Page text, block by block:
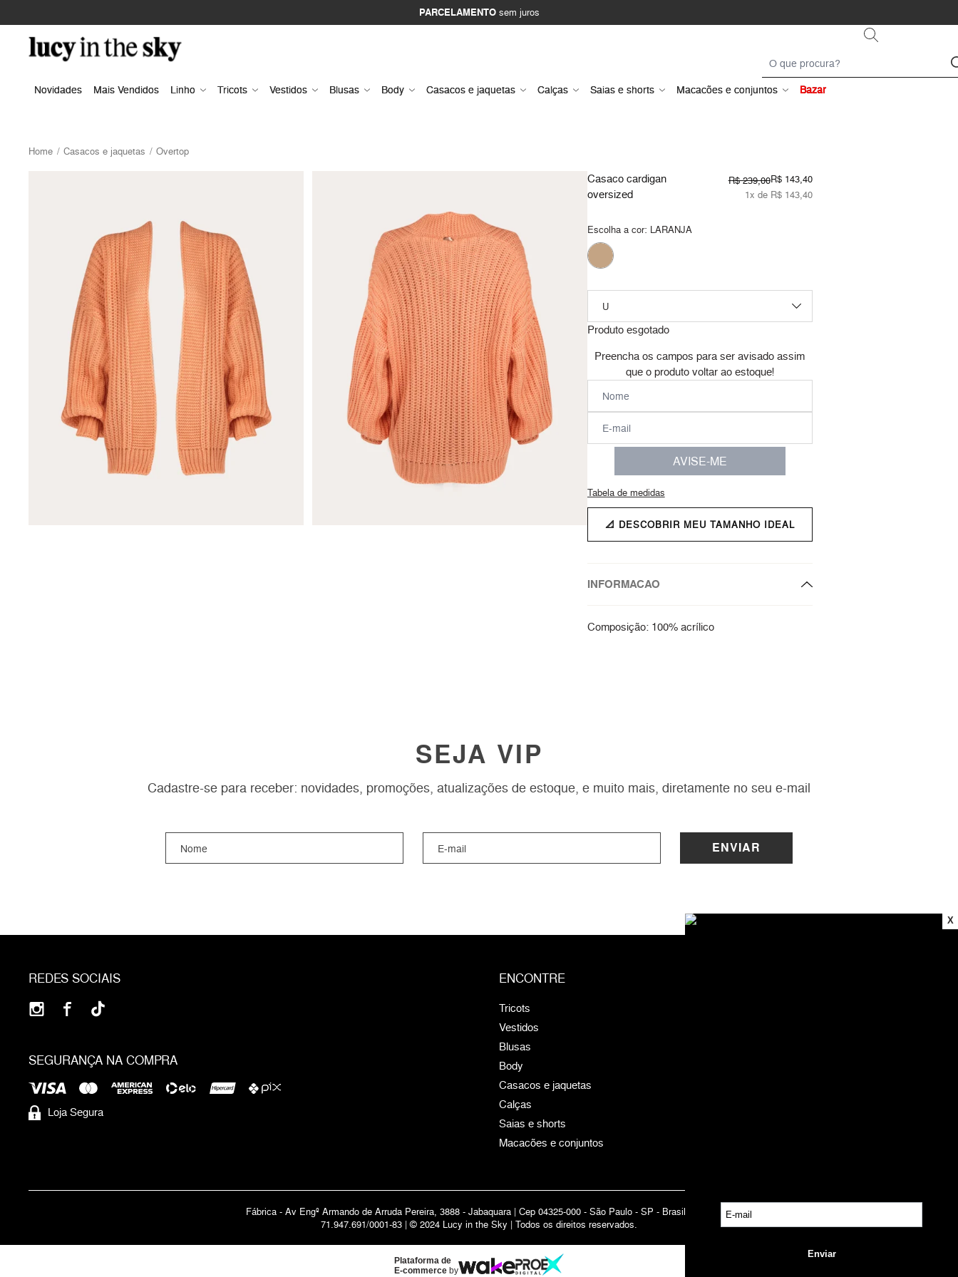
PARCELAMENTOsem juros
Novidades Mais Vendidos Linho Tricots Vestidos Blusas Body Casacos e jaquetas Calças Saias e shorts Macacões e conjuntos Bazar
Home Casacos e jaquetas Overtop
Casaco cardigan
oversized
R$ 239,00R$ 143,40
1x de R$ 143,40
Escolha a cor: LARANJA
Produto esgotado
Preencha os campos para ser avisado assim
que o produto voltar ao estoque!
AVISE-ME
Tabela de medidas
📐 DESCOBRIR MEU TAMANHO IDEAL
INFORMACAO
Composição: 100% acrílico
SEJA VIP
Cadastre-se para receber: novidades, promoções, atualizações de estoque, e muito mais, diretamente no seu e-mail
ENVIAR
REDES SOCIAIS
SEGURANÇA NA COMPRA
Loja Segura
ENCONTRE
Tricots
Vestidos
Blusas
Body
Casacos e jaquetas
Calças
Saias e shorts
Macacões e conjuntos
Fábrica - Av Engº Armando de Arruda Pereira, 3888 - Jabaquara | Cep 04325-000 - São Paulo - SP - Brasil CNPJ
71.947.691/0001-83 | © 2024 Lucy in the Sky | Todos os direitos reservados.
Plataforma de
E-commerce by
X